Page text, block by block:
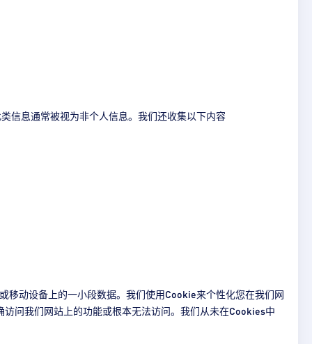
信息通常被视为非个人信息。我们还收集以下内容
移动设备上的一小段数据。我们使用Cookie来个性化您在我们网
问我们网站上的功能或根本无法访问。我们从未在Cookies中